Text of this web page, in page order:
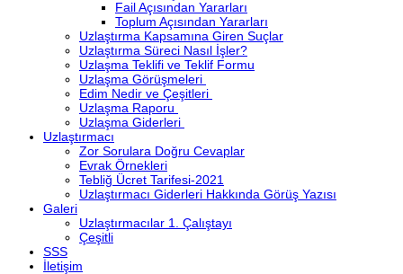
Fail Açısından Yararları
Toplum Açısından Yararları
Uzlaştırma Kapsamına Giren Suçlar
Uzlaştırma Süreci Nasıl İşler?
Uzlaşma Teklifi ve Teklif Formu
Uzlaşma Görüşmeleri
Edim Nedir ve Çeşitleri
Uzlaşma Raporu
Uzlaşma Giderleri
Uzlaştırmacı
Zor Sorulara Doğru Cevaplar
Evrak Örnekleri
Tebliğ Ücret Tarifesi-2021
Uzlaştırmacı Giderleri Hakkında Görüş Yazısı
Galeri
Uzlaştırmacılar 1. Çalıştayı
Çeşitli
SSS
İletişim